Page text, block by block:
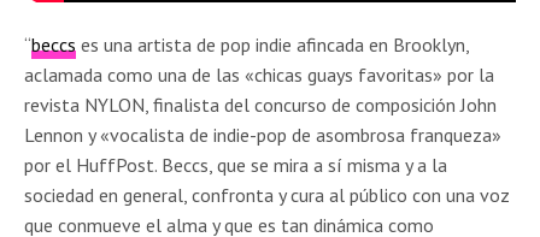
“beccs es una artista de pop indie afincada en Brooklyn,
aclamada como una de las «chicas guays favoritas» por la
revista NYLON, finalista del concurso de composición John
Lennon y «vocalista de indie-pop de asombrosa franqueza»
por el HuffPost. Beccs, que se mira a sí misma y a la
sociedad en general, confronta y cura al público con una voz
que conmueve el alma y que es tan dinámica como